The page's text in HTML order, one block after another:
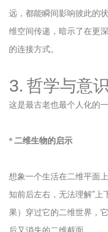
远，都能瞬间影响彼此的
维空间传递，暗示了在更
的连接方式。
3. 哲学与意
这是最古老也最个人化的一
*二维生物的启示
想象一个生活在二维平面
知前后左右，无法理解“上
果）穿过它的二维世界，